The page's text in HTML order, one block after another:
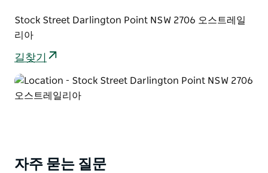
Stock Street Darlington Point NSW 2706 오스트레일
리아
길찾기
자주 묻는 질문